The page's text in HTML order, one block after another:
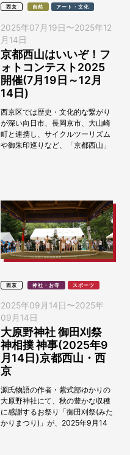
西京 自然 アート・文化
2025年07月19日 〜2025年12
月14日
京都西山はいいぞ！フ
ォトコンテスト2025
開催(7月19日～12月
14日)
西京区では歴史・文化的な繋がり
が深い向日市、長岡京市、大山崎
町と連携し、サイクルツーリズム
や御朱印巡りなど、「京都西山」
西京 神社・お寺 スポーツ
2025年09月14日 〜2025年
09月14日
大原野神社 御田刈祭
神相撲 神事(2025年9
月14日)京都西山・西
京
源氏物語の作者・紫式部ゆかりの
大原野神社にて、秋の豊かな収穫
に感謝するお祭り「御田刈祭(みた
かりまつり)」が、2025年9月14